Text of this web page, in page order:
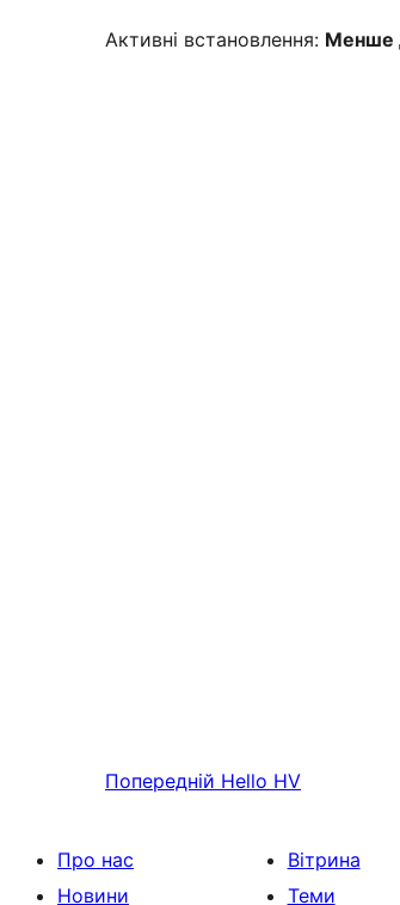
Активні встановлення: Менше
Попередній Hello HV
Про нас
Новини
Вітрина
Теми